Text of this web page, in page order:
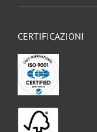
Informativa Privacy
Cookie Policy
Manuale Privacy
CERTIFICAZIONI